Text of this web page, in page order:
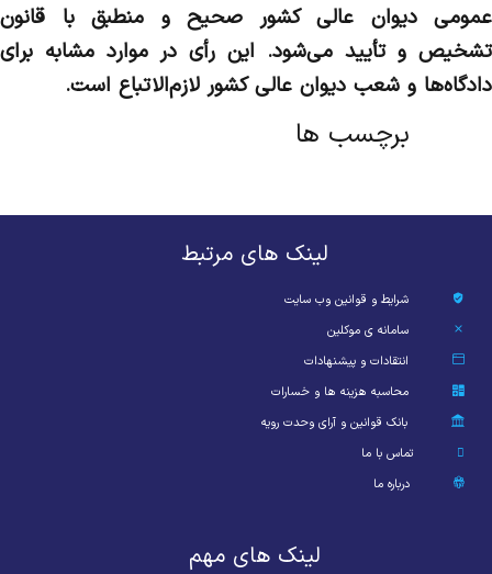
عمومی دیوان عالی کشور صحیح و منطبق با قانون
تشخیص و تأیید می‌شود. این رأی در موارد مشابه برای
دادگاه‌ها و شعب دیوان‌ عالی کشور لازم‌الاتباع است.
برچسب ها
لینک های مرتبط
شرایط و قوانین وب سایت
سامانه ی موکلین
انتقادات و پیشنهادات
محاسبه هزینه ها و خسارات
بانک قوانین و آرای وحدت رویه
تماس با ما
درباره ما
لینک های مهم